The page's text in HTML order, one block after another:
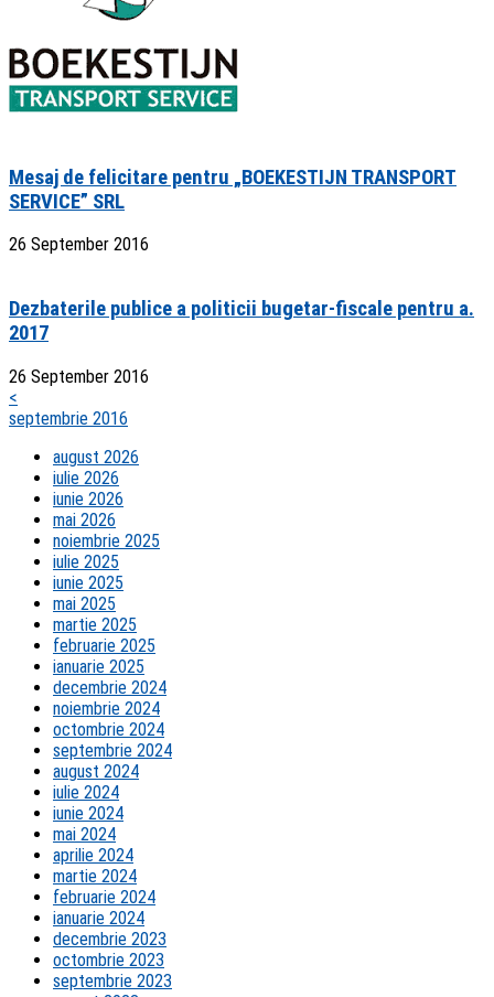
Mesaj de felicitare pentru „BOEKESTIJN TRANSPORT
SERVICE” SRL
26 September 2016
Dezbaterile publice a politicii bugetar-fiscale pentru a.
2017
26 September 2016
<
septembrie 2016
august 2026
iulie 2026
iunie 2026
mai 2026
noiembrie 2025
iulie 2025
iunie 2025
mai 2025
martie 2025
februarie 2025
ianuarie 2025
decembrie 2024
noiembrie 2024
octombrie 2024
septembrie 2024
august 2024
iulie 2024
iunie 2024
mai 2024
aprilie 2024
martie 2024
februarie 2024
ianuarie 2024
decembrie 2023
octombrie 2023
septembrie 2023